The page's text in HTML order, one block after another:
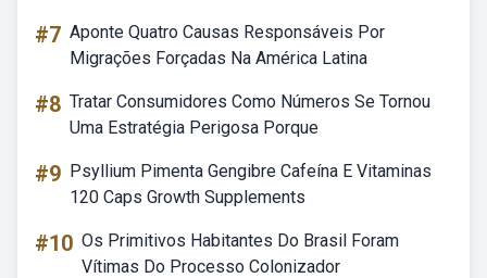
#7 Aponte Quatro Causas Responsáveis Por
Migrações Forçadas Na América Latina
#8 Tratar Consumidores Como Números Se Tornou
Uma Estratégia Perigosa Porque
#9 Psyllium Pimenta Gengibre Cafeína E Vitaminas
120 Caps Growth Supplements
#10 Os Primitivos Habitantes Do Brasil Foram
Vítimas Do Processo Colonizador